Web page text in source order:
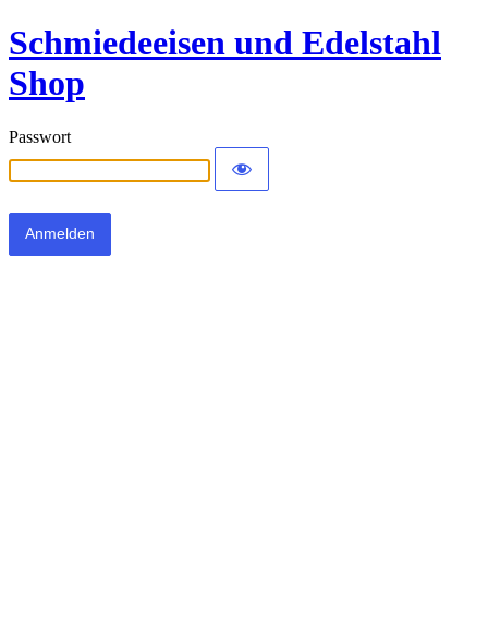
Schmiedeeisen und Edelstahl
Shop
Passwort